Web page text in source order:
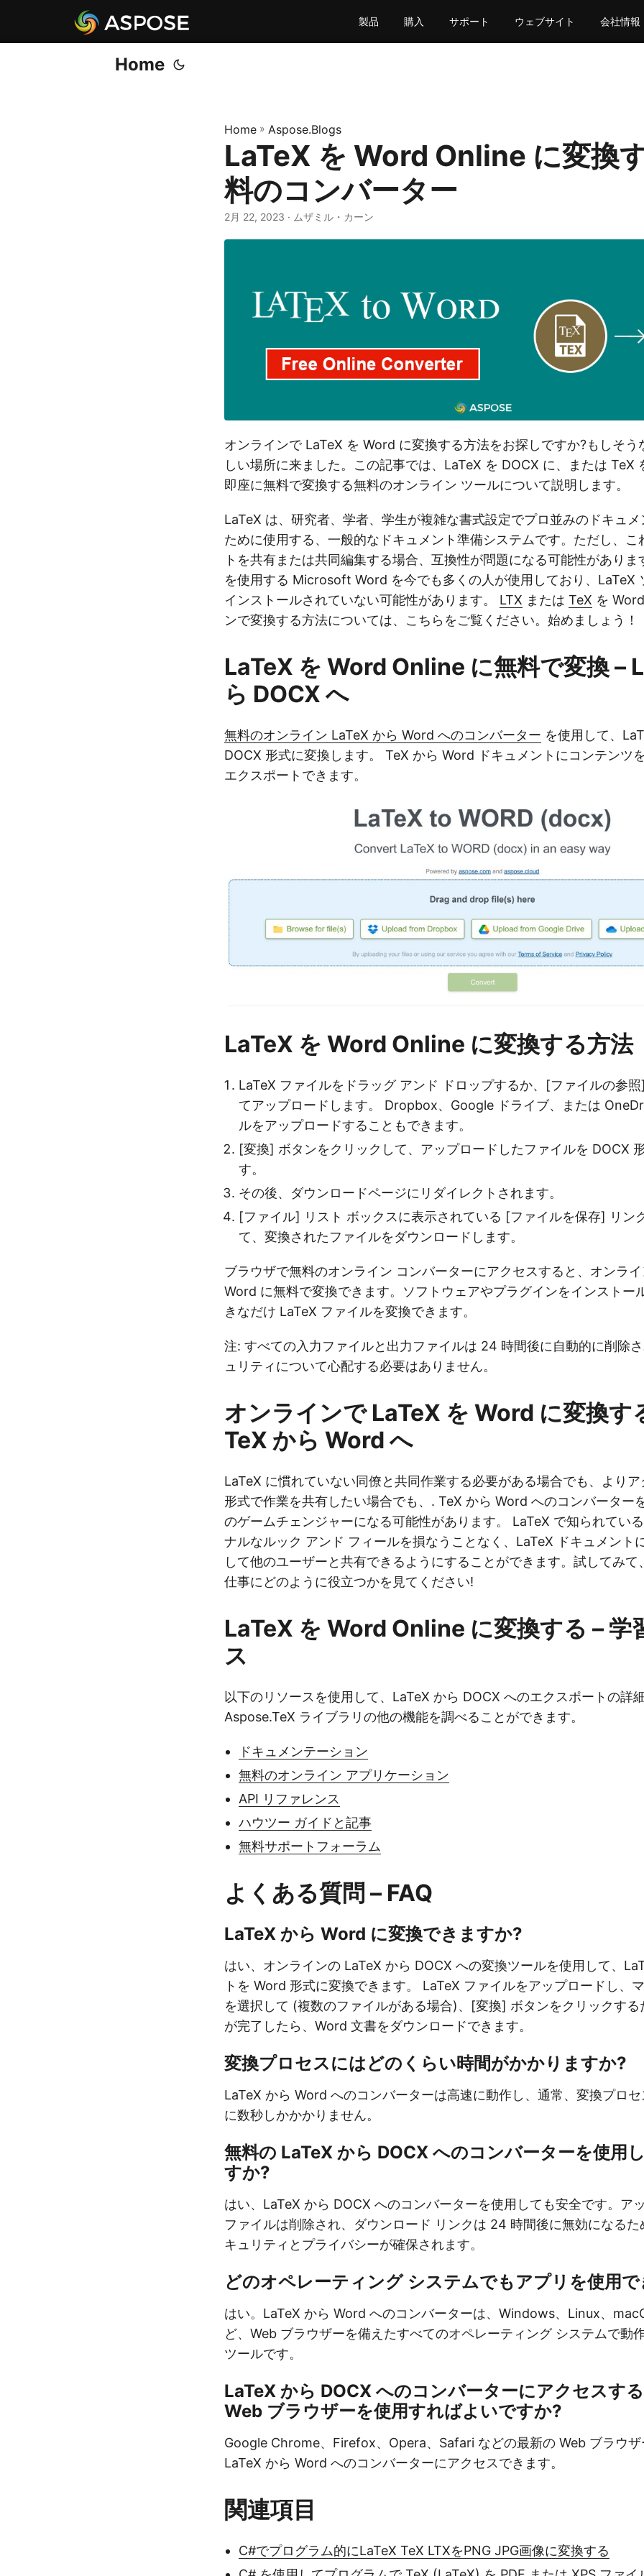
製品 購入 サポート ウェブサイト 会社情報
Home
Home » Aspose.Blogs
LaTeX を Word Online に変換
料のコンバーター
2月 22, 2023 · ムザミル・カーン
オンラインで LaTeX を Word に変換する方法をお探しですか?もしそう
しい場所に来ました。この記事では、LaTeX を DOCX に、または TeX
即座に無料で変換する無料のオンライン ツールについて説明します。
LaTeX は、研究者、学者、学生が複雑な書式設定でプロ並みのドキュ
ために使用する、一般的なドキュメント準備システムです。ただし、こ
トを共有または共同編集する場合、互換性が問題になる可能性がありま
を使用する Microsoft Word を今でも多くの人が使用しており、LaTeX
インストールされていない可能性があります。 LTX または TeX を
ンで変換する方法については、こちらをご覧ください。始めましょう！
LaTeX を Word Online に無料で変換 –
ら DOCX へ
無料のオンライン LaTeX から Word へのコンバーター を使用して、
DOCX 形式に変換します。 TeX から Word ドキュメントにコンテンツ
エクスポートできます。
LaTeX を Word Online に変換する方法
LaTeX ファイルをドラッグ アンド ドロップするか、[ファイルの参
てアップロードします。 Dropbox、Google ドライブ、または
ルをアップロードすることもできます。
[変換] ボタンをクリックして、アップロードしたファイルを DOCX
す。
その後、ダウンロードページにリダイレクトされます。
[ファイル] リスト ボックスに表示されている [ファイルを保存] リン
て、変換されたファイルをダウンロードします。
ブラウザで無料のオンライン コンバーターにアクセスすると、オンラ
Word に無料で変換できます。ソフトウェアやプラグインをインストー
きなだけ LaTeX ファイルを変換できます。
注: すべての入力ファイルと出力ファイルは 24 時間後に自動的に削除
ュリティについて心配する必要はありません。
オンラインで LaTeX を Word に変換す
TeX から Word へ
LaTeX に慣れていない同僚と共同作業する必要がある場合でも、より
形式で作業を共有したい場合でも、. TeX から Word へのコンバーター
のゲームチェンジャーになる可能性があります。 LaTeX で知られてい
ナルなルック アンド フィールを損なうことなく、LaTeX ドキュメント
して他のユーザーと共有できるようにすることができます。試してみて
仕事にどのように役立つかを見てください!
LaTeX を Word Online に変換する – 学
ス
以下のリソースを使用して、LaTeX から DOCX へのエクスポートの詳細
Aspose.TeX ライブラリの他の機能を調べることができます。
ドキュメンテーション
無料のオンライン アプリケーション
API リファレンス
ハウツー ガイドと記事
無料サポートフォーラム
よくある質問 – FAQ
LaTeX から Word に変換できますか?
はい、オンラインの LaTeX から DOCX への変換ツールを使用して、
トを Word 形式に変換できます。 LaTeX ファイルをアップロードし、
を選択して (複数のファイルがある場合)、[変換] ボタンをクリックする
が完了したら、Word 文書をダウンロードできます。
変換プロセスにはどのくらい時間がかかりますか?
LaTeX から Word へのコンバーターは高速に動作し、通常、変換プロ
に数秒しかかかりません。
無料の LaTeX から DOCX へのコンバーターを使用
すか?
はい、LaTeX から DOCX へのコンバーターを使用しても安全です。ア
ファイルは削除され、ダウンロード リンクは 24 時間後に無効になるた
キュリティとプライバシーが確保されます。
どのオペレーティング システムでもアプリを使用
はい。LaTeX から Word へのコンバーターは、Windows、Linux、
ど、Web ブラウザーを備えたすべてのオペレーティング システムで動
ツールです。
LaTeX から DOCX へのコンバーターにアクセスす
Web ブラウザーを使用すればよいですか?
Google Chrome、Firefox、Opera、Safari などの最新の Web ブラウザ
LaTeX から Word へのコンバーターにアクセスできます。
関連項目
C#でプログラム的にLaTeX TeX LTXをPNG JPG画像に変換する